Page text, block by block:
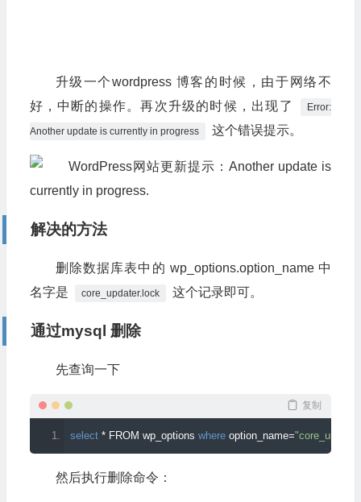
升级一个wordpress 博客的时候，由于网络不
好，中断的操作。再次升级的时候，出现了
Error:
Another update is currently in progress 这个错误提示。
解决的方法
删除数据库表中的 wp_options.option_name 中
名字是
core_updater.lock 这个记录即可。
通过mysql 删除
先查询一下
复制
select * FROM wp_options where option_name=
然后执行删除命令：